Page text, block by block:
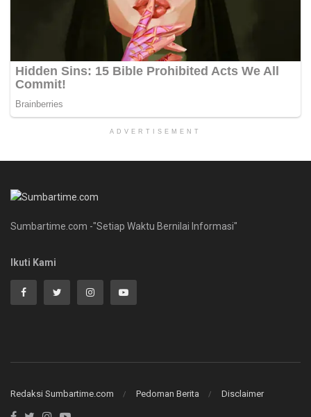
ADVERTISEMENT
Sumbartime.com -"Setiap Waktu Bernilai Informasi"
Ikuti Kami
Redaksi Sumbartime.com Pedoman Berita Disclaimer